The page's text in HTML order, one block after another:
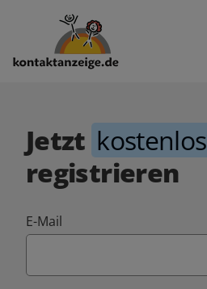
Jetzt kostenlos
registrieren
E-Mail